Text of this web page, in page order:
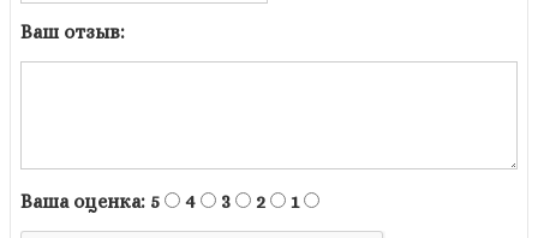
Ваш отзыв:
Ваша оценка: 5 4 3 2 1